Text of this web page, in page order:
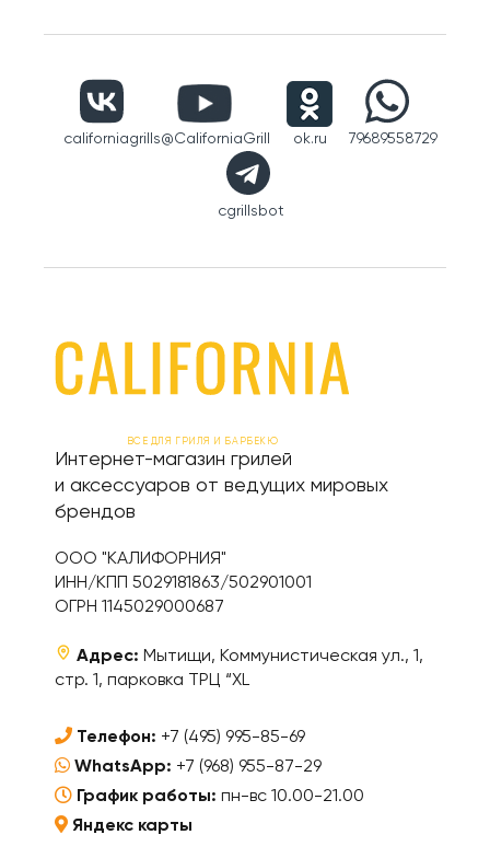
californiagrills@CaliforniaGrill ok.ru 79689558729
cgrillsbot
ВСЕ ДЛЯ ГРИЛЯ И БАРБЕКЮ
Интернет-магазин грилей
и аксессуаров от ведущих мировых
брендов
ООО "КАЛИФОРНИЯ"
ИНН/КПП 5029181863/502901001
ОГРН 1145029000687
Адрес: Мытищи, Коммунистическая ул., 1,
стр. 1, парковка ТРЦ “XL
Телефон: +7 (495) 995-85-69
WhatsApp: +7 (968) 955-87-29
График работы: пн-вс 10.00-21.00
Яндекс карты